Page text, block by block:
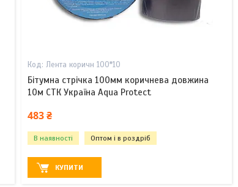
Лента коричн 100*10
Бітумна стрічка 100мм коричнева довжина
10м СТК Україна Aqua Protect
483 ₴
В наявності Оптом і в роздріб
КУПИТИ